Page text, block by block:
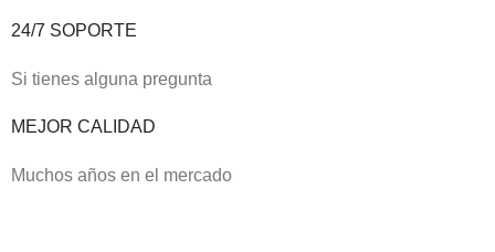
24/7 SOPORTE
Si tienes alguna pregunta
MEJOR CALIDAD
Muchos años en el mercado